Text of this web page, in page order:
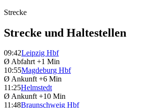
Strecke
Strecke und Haltestellen
09:42Leipzig Hbf
Ø Abfahrt +1 Min
10:55Magdeburg Hbf
Ø Ankunft +6 Min
11:25Helmstedt
Ø Ankunft +10 Min
11:48Braunschweig Hbf